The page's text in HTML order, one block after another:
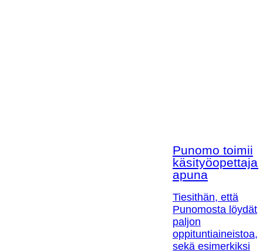
Punomo toimii
apuna
Tiesithän, että
Punomosta löydät
paljon
oppituntiaineistoa,
sekä esimerkiksi